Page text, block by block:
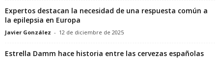
Expertos destacan la necesidad de una respuesta común a
la epilepsia en Europa
Javier González - 12 de diciembre de 2025
Estrella Damm hace historia entre las cervezas españolas